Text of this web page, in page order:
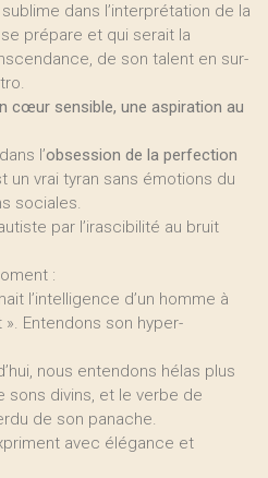
dans l’interprétation de la
prépare et qui serait la
de son talent en sur-
cœur sensible, une aspiration au
l’obsession de la perfection
un vrai tyran sans émotions du
sociales.
par l’irascibilité au bruit
:
l’intelligence d’un homme à
Entendons son hyper-
nous entendons hélas plus
divins, et le verbe de
de son panache.
avec élégance et